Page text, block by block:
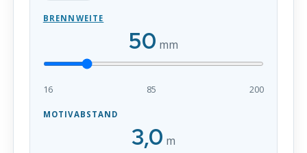
BRENNWEITE
50 mm
16 85 200
MOTIVABSTAND
3,0 m